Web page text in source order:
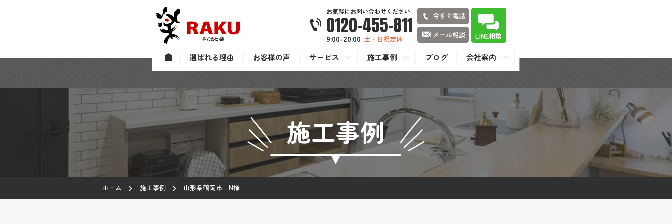
お気軽にお問い合わせください
0120-455-811
9:00-20:00 土・日祝定休
今すぐ電話
メール相談
LINE相談
選ばれる理由 お客様の声 サービス 施工事例 ブログ 会社案内
施工事例
ホーム 施工事例 山形県鶴岡市 N様